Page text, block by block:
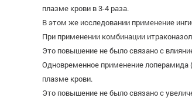
плазме крови в 3-4 раза.
В этом же исследовании применение
При применении комбинации
Это повышение не было связано с
Одновременное применение лоперамида
плазме крови.
Это повышение не было связано с